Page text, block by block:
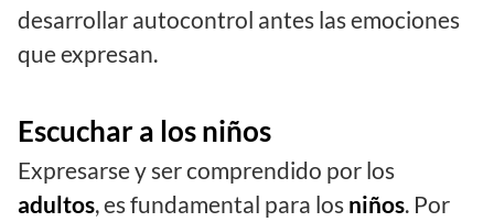
desarrollar autocontrol antes las emociones
que expresan.
Escuchar a los niños
Expresarse y ser comprendido por los
adultos, es fundamental para los niños. Por